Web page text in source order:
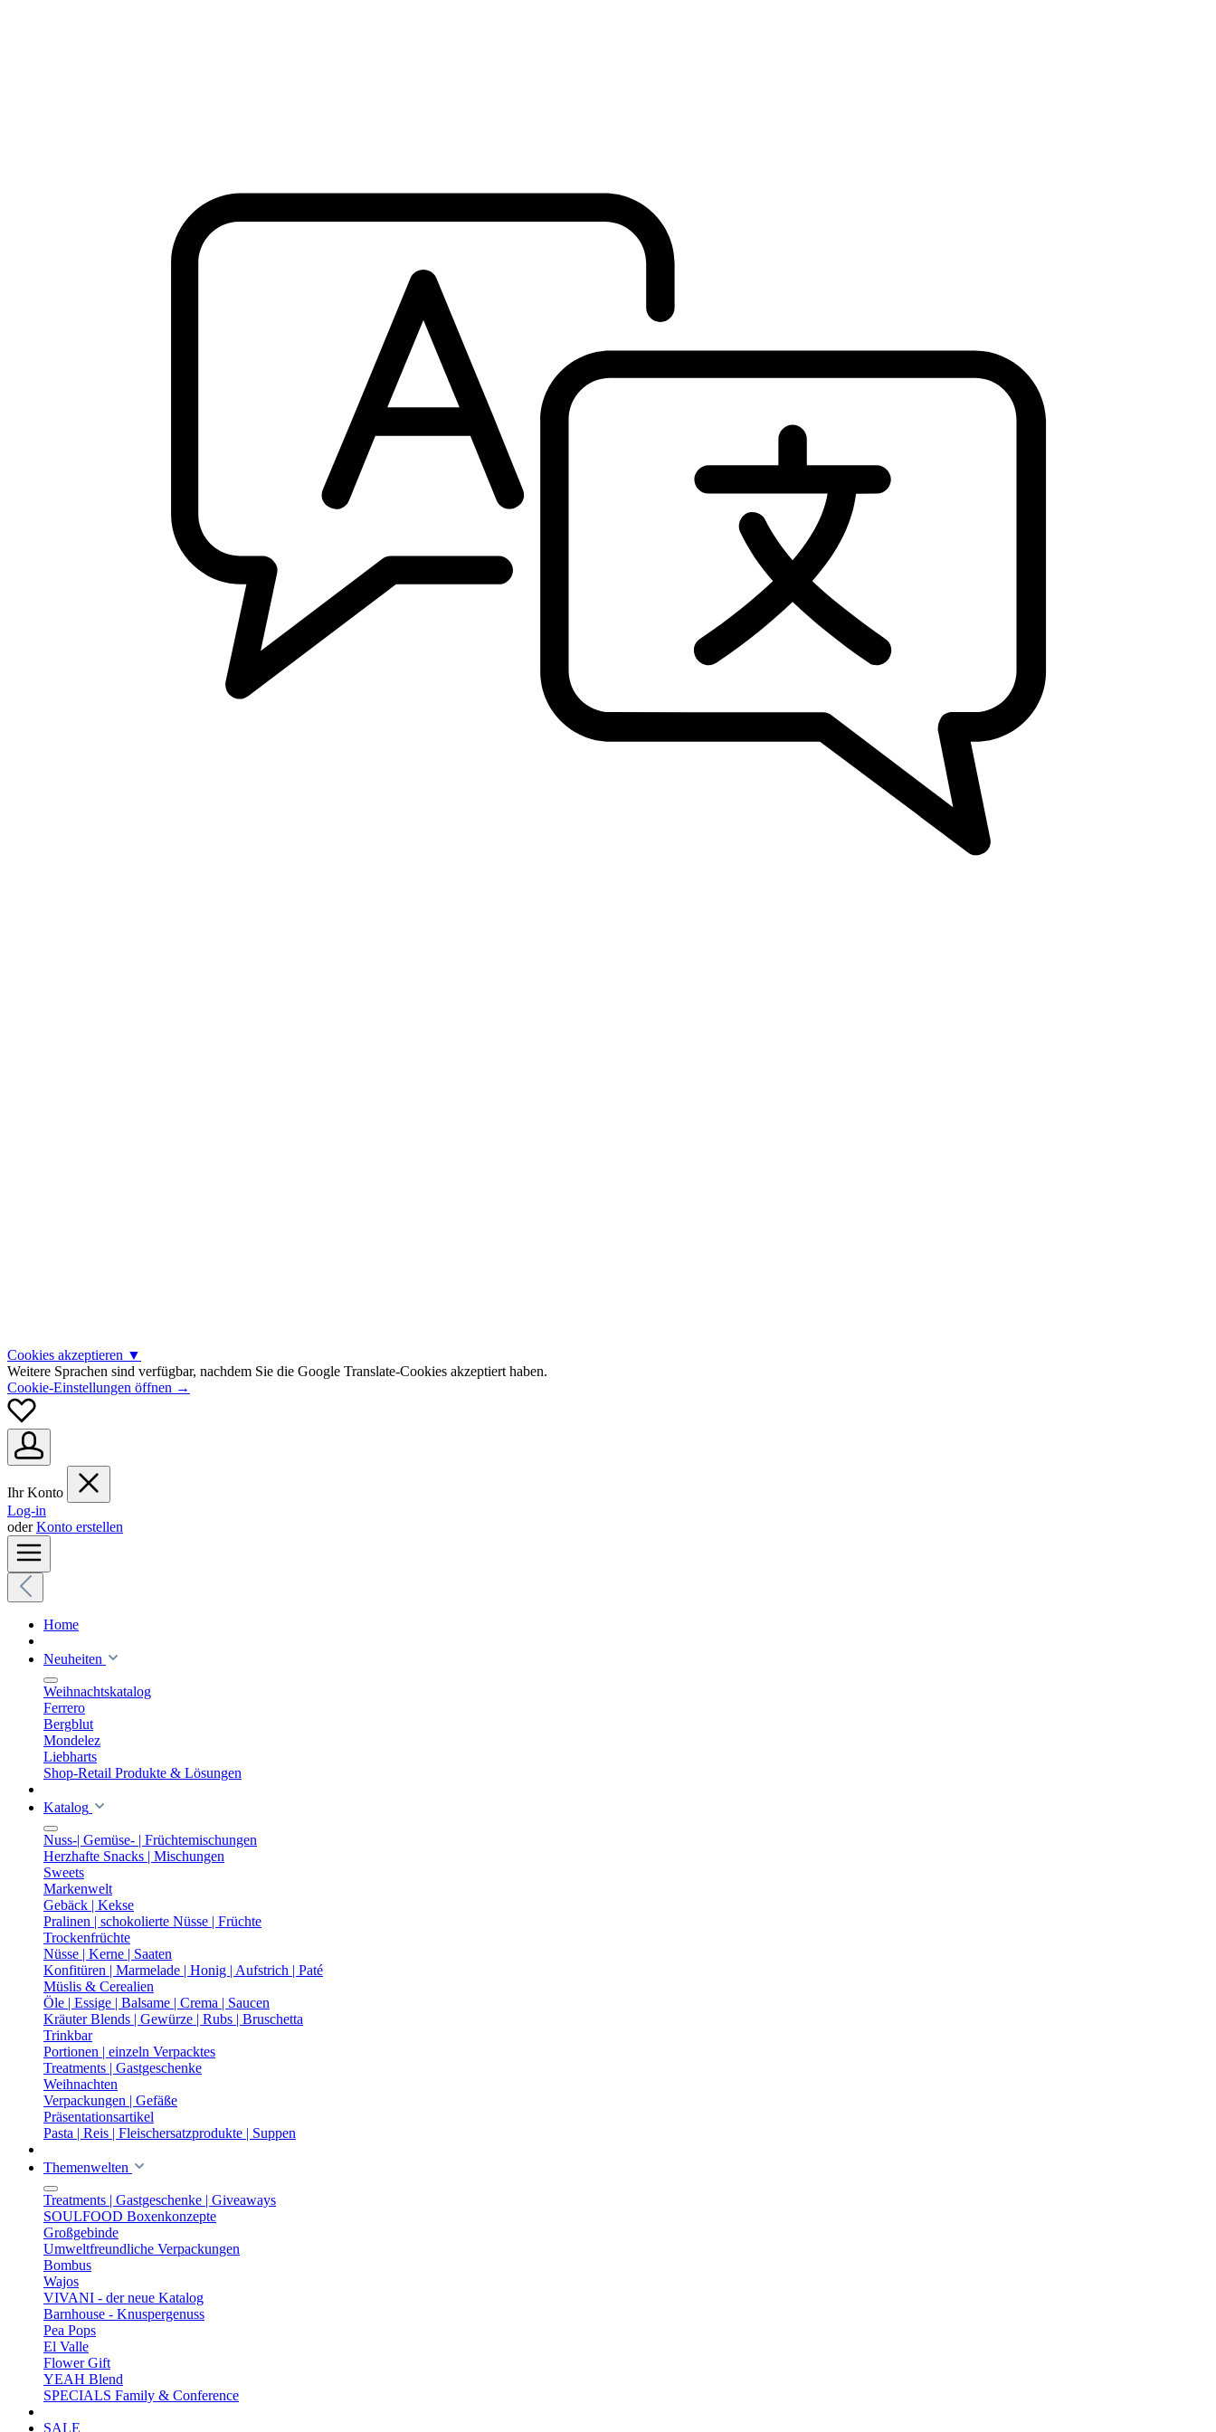
Cookies akzeptieren ▼
Weitere Sprachen sind verfügbar, nachdem Sie die Google Translate-Cookies akzeptiert haben.
Cookie-Einstellungen öffnen →
Ihr Konto
Log-in
oderKonto erstellen
Home
Neuheiten
Weihnachtskatalog
Ferrero
Bergblut
Mondelez
Liebharts
Shop-Retail Produkte & Lösungen
Katalog
Nuss-| Gemüse- | Früchtemischungen
Herzhafte Snacks | Mischungen
Sweets
Markenwelt
Gebäck | Kekse
Pralinen | schokolierte Nüsse | Früchte
Trockenfrüchte
Nüsse | Kerne | Saaten
Konfitüren | Marmelade | Honig | Aufstrich | Paté
Müslis & Cerealien
Öle | Essige | Balsame | Crema | Saucen
Kräuter Blends | Gewürze | Rubs | Bruschetta
Trinkbar
Portionen | einzeln Verpacktes
Treatments | Gastgeschenke
Weihnachten
Verpackungen | Gefäße
Präsentationsartikel
Pasta | Reis | Fleischersatzprodukte | Suppen
Themenwelten
Treatments | Gastgeschenke | Giveaways
SOULFOOD Boxenkonzepte
Großgebinde
Umweltfreundliche Verpackungen
Bombus
Wajos
VIVANI - der neue Katalog
Barnhouse - Knuspergenuss
Pea Pops
El Valle
Flower Gift
YEAH Blend
SPECIALS Family & Conference
SALE